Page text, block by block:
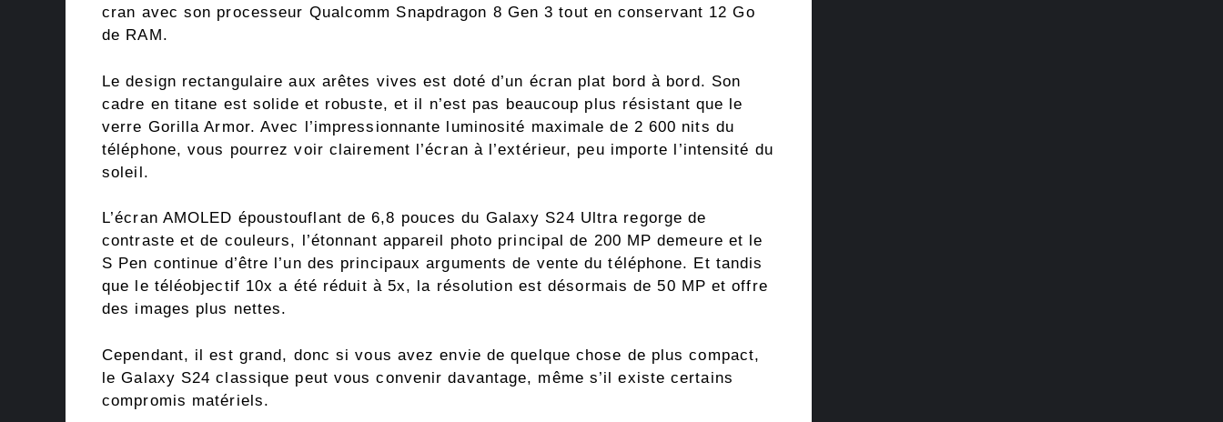
cran avec son processeur Qualcomm Snapdragon 8 Gen 3 tout en conservant 12 Go
de RAM.
Le design rectangulaire aux arêtes vives est doté d’un écran plat bord à bord. Son
cadre en titane est solide et robuste, et il n’est pas beaucoup plus résistant que le
verre Gorilla Armor. Avec l’impressionnante luminosité maximale de 2 600 nits du
téléphone, vous pourrez voir clairement l’écran à l’extérieur, peu importe l’intensité du
soleil.
L’écran AMOLED époustouflant de 6,8 pouces du Galaxy S24 Ultra regorge de
contraste et de couleurs, l’étonnant appareil photo principal de 200 MP demeure et le
S Pen continue d’être l’un des principaux arguments de vente du téléphone. Et tandis
que le téléobjectif 10x a été réduit à 5x, la résolution est désormais de 50 MP et offre
des images plus nettes.
Cependant, il est grand, donc si vous avez envie de quelque chose de plus compact,
le Galaxy S24 classique peut vous convenir davantage, même s’il existe certains
compromis matériels.